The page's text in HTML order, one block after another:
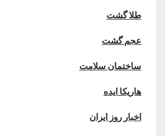
طلا گشت
عجم گشت
ساختمان سلامت
هاریکا ایده
اخبار روز ایران